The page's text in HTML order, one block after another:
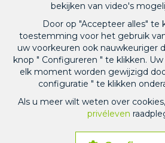
bekijken van video's
Door op "Accepteer alles" te
toestemming voor het gebruik
uw voorkeuren ook nauwkeuriger
knop " Configureren " te klikken.
elk moment worden gewijzigd
configuratie " te klikken
Als u meer wilt weten over
privéleven
Responsable en charge du
la loi sur le blanchiment
PICARD IMMO : Monsieur
Algemene gebruiksvoorwaarden van de
Charter privéleven